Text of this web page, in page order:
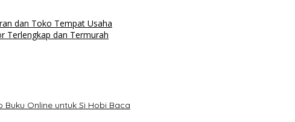
dan Toko Tempat Usaha
Terlengkap dan Termurah
Buku Online untuk Si Hobi Baca